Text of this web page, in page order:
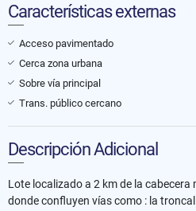
Características externas
Acceso pavimentado
Cerca zona urbana
Sobre vía principal
Trans. público cercano
Descripción Adicional
Lote localizado a 2 km de la
donde confluyen vías como : la